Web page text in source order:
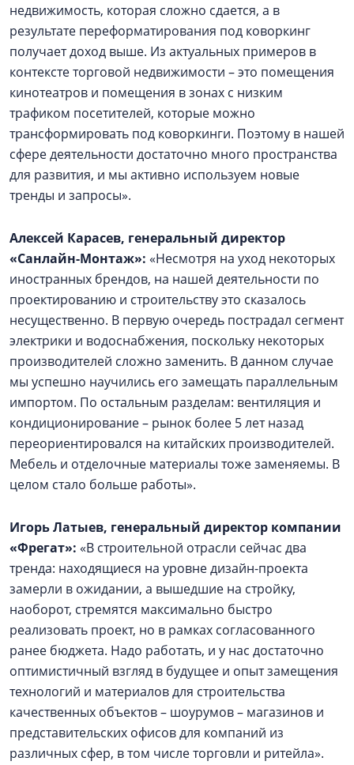
недвижимость, которая сложно сдается, а в
результате переформатирования под коворкинг
получает доход выше. Из актуальных примеров в
контексте торговой недвижимости – это помещения
кинотеатров и помещения в зонах с низким
трафиком посетителей, которые можно
трансформировать под коворкинги. Поэтому в нашей
сфере деятельности достаточно много пространства
для развития, и мы активно используем новые
тренды и запросы».
Алексей Карасев, генеральный директор
«Санлайн-Монтаж»: «Несмотря на уход некоторых
иностранных брендов, на нашей деятельности по
проектированию и строительству это сказалось
несущественно. В первую очередь пострадал сегмент
электрики и водоснабжения, поскольку некоторых
производителей сложно заменить. В данном случае
мы успешно научились его замещать параллельным
импортом. По остальным разделам: вентиляция и
кондиционирование – рынок более 5 лет назад
переориентировался на китайских производителей.
Мебель и отделочные материалы тоже заменяемы. В
целом стало больше работы».
Игорь Латыев, генеральный директор компании
«Фрегат»: «В строительной отрасли сейчас два
тренда: находящиеся на уровне дизайн-проекта
замерли в ожидании, а вышедшие на стройку,
наоборот, стремятся максимально быстро
реализовать проект, но в рамках согласованного
ранее бюджета. Надо работать, и у нас достаточно
оптимистичный взгляд в будущее и опыт замещения
технологий и материалов для строительства
качественных объектов – шоурумов – магазинов и
представительских офисов для компаний из
различных сфер, в том числе торговли и ритейла».